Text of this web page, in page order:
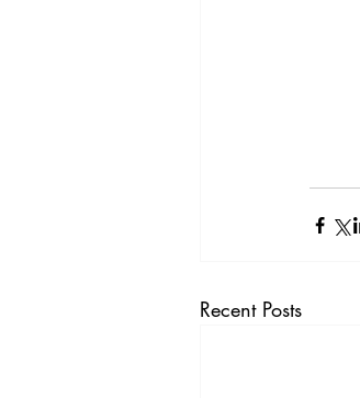
Recent Posts